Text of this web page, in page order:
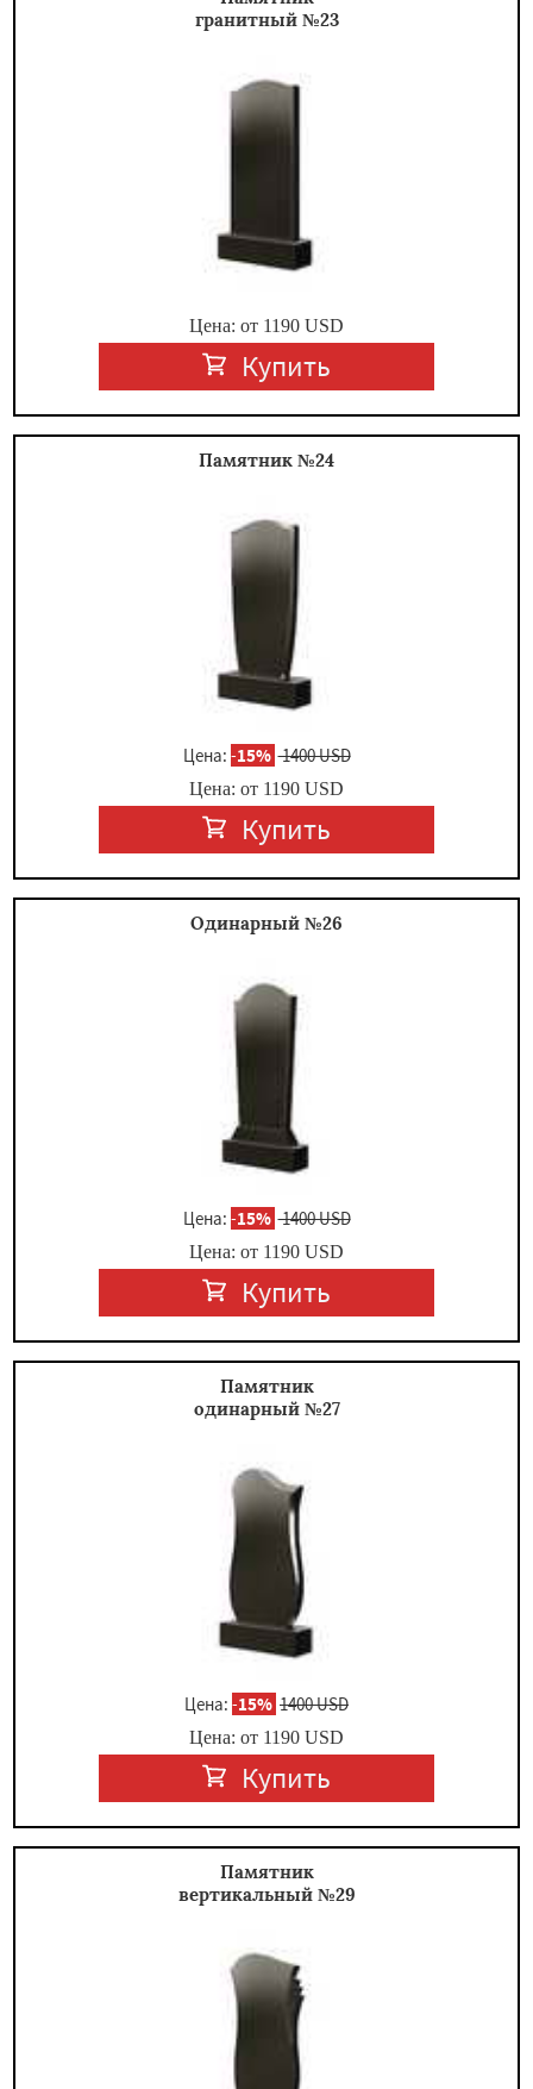
гранитный №23
Цена: от 1190 USD
Купить
Памятник №24
Цена: -15% 1400 USD
Цена: от 1190 USD
Купить
Одинарный №26
Цена: -15% 1400 USD
Цена: от 1190 USD
Купить
Памятник
одинарный №27
Цена: -15% 1400 USD
Цена: от 1190 USD
Купить
Памятник
вертикальный №29